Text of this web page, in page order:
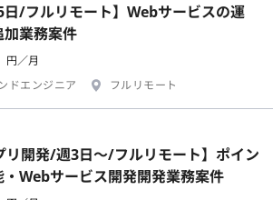
日/フルリモート】Webサービスの運
業務案件
円／月
ドエンジニア
フルリモート
リ開発/週3日〜/フルリモート】ポイン
・Webサービス開発開発業務案件